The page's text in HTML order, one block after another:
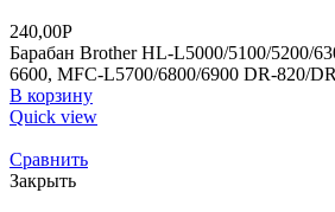
240,00Р
Барабан Brother HL-L5000/5100/5200/
6600, MFC-L5700/6800/6900 DR-820/
В корзину
Quick view
Сравнить
Закрыть